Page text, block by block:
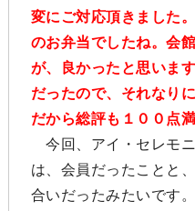
変にご対応頂きました
のお弁当でしたね。会
が、良かったと思いま
だったので、それなり
だから総評も１００点
今回、アイ・セレモ
は、会員だったことと
合いだったみたいです